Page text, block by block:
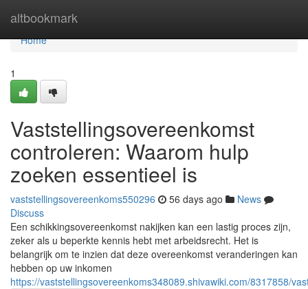
altbookmark
Home
Home
1
Vaststellingsovereenkomst
controleren: Waarom hulp
zoeken essentieel is
vaststellingsovereenkoms550296 56 days ago
News
Discuss
Een schikkingsovereenkomst nakijken kan een lastig proces zijn,
zeker als u beperkte kennis hebt met arbeidsrecht. Het is
belangrijk om te inzien dat deze overeenkomst veranderingen kan
hebben op uw inkomen
https://vaststellingsovereenkoms348089.shivawiki.com/8317858/